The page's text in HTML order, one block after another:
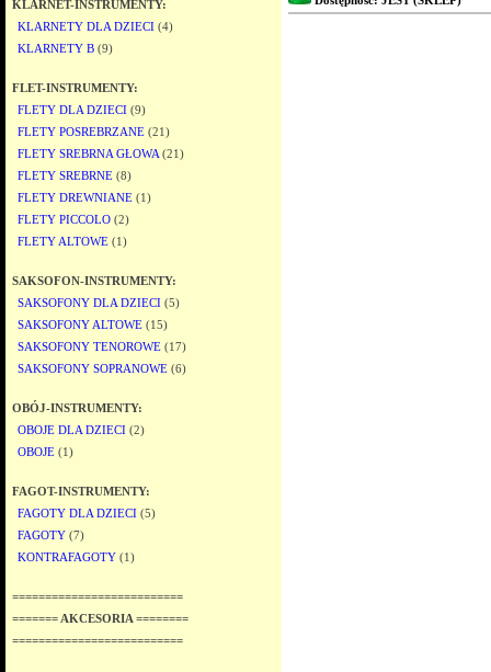
KLARNET-INSTRUMENTY:
KLARNETY DLA DZIECI (4)
KLARNETY B (9)
FLET-INSTRUMENTY:
FLETY DLA DZIECI (9)
FLETY POSREBRZANE (21)
FLETY SREBRNA GŁOWA (21)
FLETY SREBRNE (8)
FLETY DREWNIANE (1)
FLETY PICCOLO (2)
FLETY ALTOWE (1)
SAKSOFON-INSTRUMENTY:
SAKSOFONY DLA DZIECI (5)
SAKSOFONY ALTOWE (15)
SAKSOFONY TENOROWE (17)
SAKSOFONY SOPRANOWE (6)
OBÓJ-INSTRUMENTY:
OBOJE DLA DZIECI (2)
OBOJE (1)
FAGOT-INSTRUMENTY:
FAGOTY DLA DZIECI (5)
FAGOTY (7)
KONTRAFAGOTY (1)
==========================
======= AKCESORIA ========
==========================